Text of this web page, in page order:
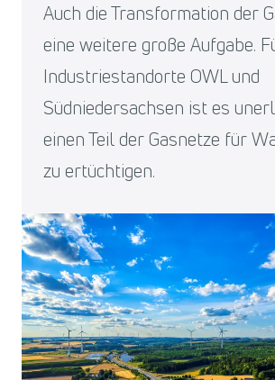
Auch die Transformation der
eine weitere große Aufgabe.
Industriestandorte OWL und
Südniedersachsen ist es
einen Teil der Gasnetze für
zu ertüchtigen.